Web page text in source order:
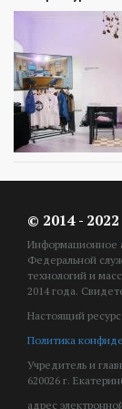
© 2014 -
Информационное
Федеральной
технологий и
2014 года.
Настоящий
Политика
Учредитель и
620026 г.
адрес